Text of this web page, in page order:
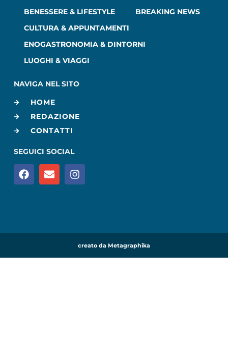
BENESSERE & LIFESTYLE
BREAKING NEWS
CULTURA & APPUNTAMENTI
ENOGASTRONOMIA & DINTORNI
LUOGHI & VIAGGI
NAVIGA NEL SITO
HOME
REDAZIONE
CONTATTI
SEGUICI SOCIAL
creato da Metagraphika